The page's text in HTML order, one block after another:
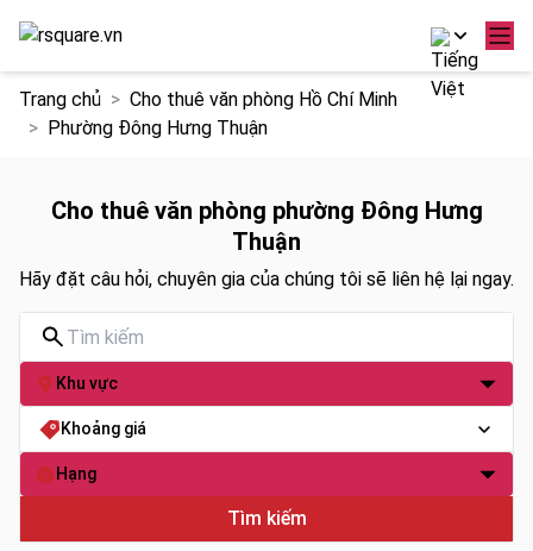
đến
Trang chủ
Cho thuê văn phòng Hồ Chí Minh
Phường Đông Hưng Thuận
Cho thuê văn phòng phường Đông Hưng
Thuận
Hãy đặt câu hỏi, chuyên gia của chúng tôi sẽ liên hệ lại ngay.
Khu vực
Khoảng giá
Hạng
Tìm kiếm